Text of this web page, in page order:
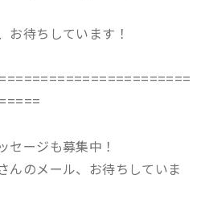
お待ちしています！
セージも募集中！
んのメール、お待ちしていま